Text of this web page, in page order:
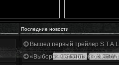
Последние новости
Вышел первый трейлер
«Выбор» - четвертый отчет о